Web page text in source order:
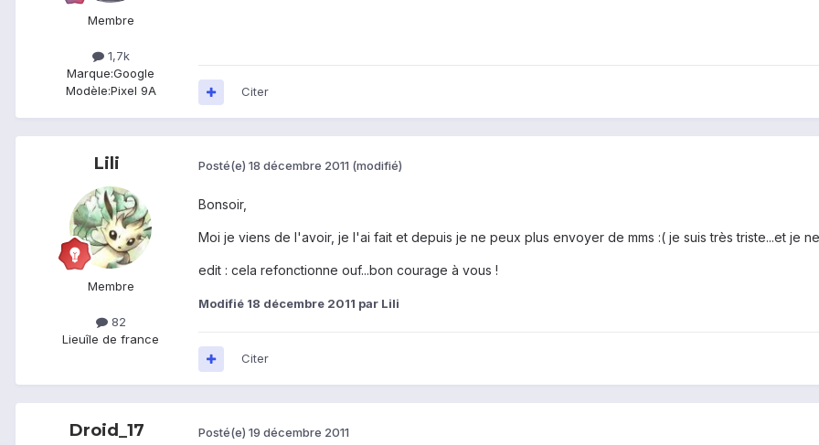
Membre
1,7k
Marque:Google
Modèle:Pixel 9A Citer
Lili
Membre
82
Lieuîle de france
Posté(e) 18 décembre 2011 (modifié)
Bonsoir,
Moi je viens de l'avoir, je l'ai fait et depuis je ne peux plus envoyer de mms :( je suis très triste...et je
edit : cela refonctionne ouf...bon courage à vous !
Modifié 18 décembre 2011 par Lili
Citer
Droid_17 Posté(e) 19 décembre 2011